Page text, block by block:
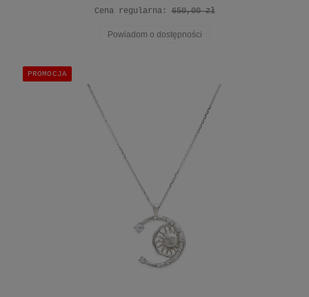
Cena regularna:650,00 zł
Powiadom o dostępności
PROMOCJA